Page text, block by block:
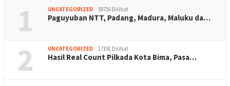
1 UNCATEGORIZED 59716 Dilihat
Paguyuban NTT, Padang, Madura, Maluku da…
2 UNCATEGORIZED 17191 Dilihat
Hasil Real Count Pilkada Kota Bima, Pasa…